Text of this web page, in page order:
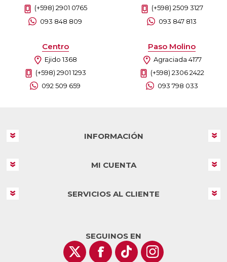
(+598) 2901 0765
093 848 809
(+598) 2509 3127
093 847 813
Centro
Ejido 1368
(+598) 2901 1293
092 509 659
Paso Molino
Agraciada 4177
(+598) 2306 2422
093 798 033
INFORMACIÓN
MI CUENTA
SERVICIOS AL CLIENTE
SEGUINOS EN